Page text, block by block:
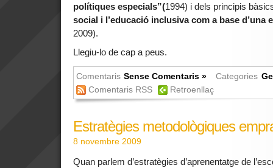
polítiques especials”(1994) i dels principis
social i l’educació inclusiva com a base
2009).
Llegiu-lo de cap a peus.
Comentaris Sense Comentaris » Categories
Comentaris RSS
Retroenllaç
Estratègies metodològiques
8 novembre 2009
Quan parlem d’estratègies d’aprenentatge de